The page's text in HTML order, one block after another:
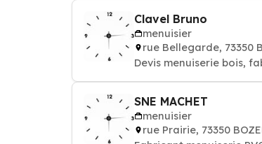
Clavel Bruno
menuisier
rue Bellegarde, 73350
Devis menuiserie bois,
SNE MACHET
menuisier
rue Prairie, 73350